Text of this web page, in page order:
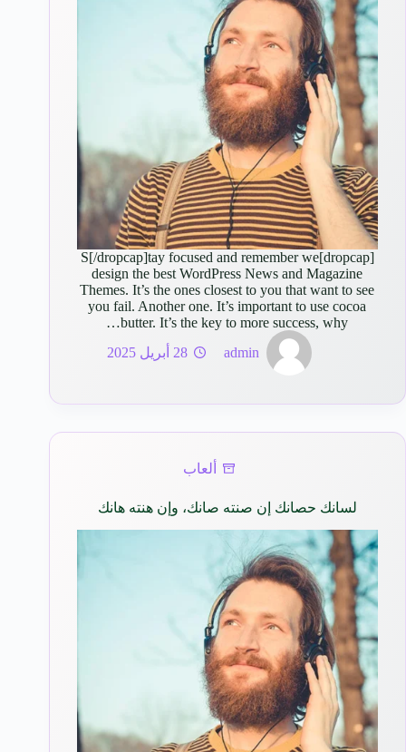
[dropcap]S[/dropcap]tay focused and remember we
design the best WordPress News and Magazine
Themes. It’s the ones closest to you that want to see
you fail. Another one. It’s important to use cocoa
butter. It’s the key to more success, why…
admin
28 أبريل 2025
ألعاب
لسانك حصانك إن صنته صانك، وإن هنته هانك